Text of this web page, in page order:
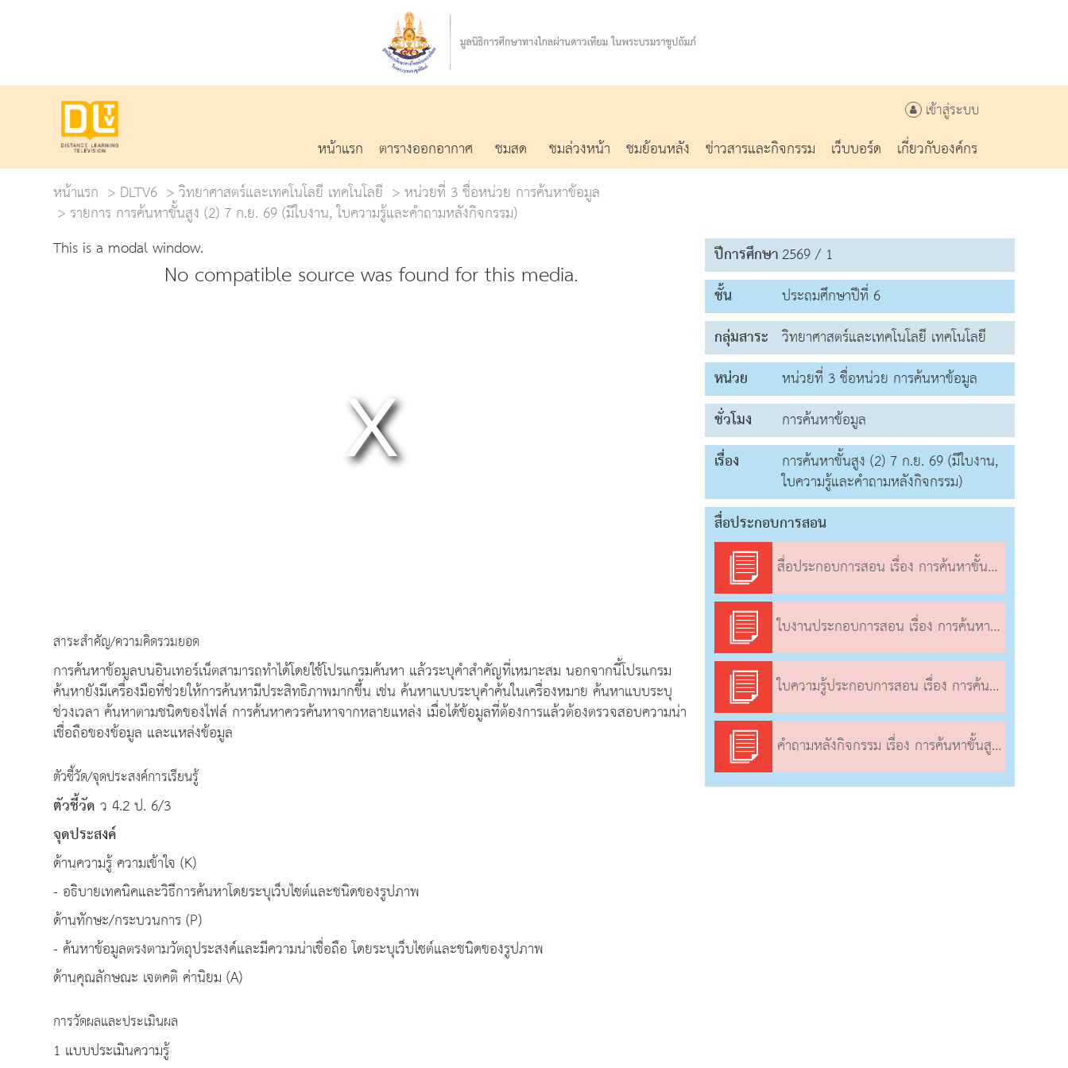
เข้าสู่ระบบ
หน้าแรก ตารางออกอากาศ ชมสด ชมล่วงหน้า ชมย้อนหลัง ข่าวสารและกิจกรรม เว็บบอร์ด
เกี่ยวกับองค์กร
หน้าแรก
DLTV6 วิทยาศาสตร์และเทคโนโลยี เทคโนโลยี หน่วยที่ 3 ชื่อหน่วย การค้นหาข้อมูล
รายการ การค้นหาขั้นสูง (2) 7 ก.ย. 69 (มีใบงาน, ใบความรู้และคำถามหลังกิจกรรม)
This is a modal window.
No compatible source was found for this media.
สาระสำคัญ/ความคิดรวมยอด
การค้นหาข้อมูลบนอินเทอร์เน็ตสามารถทำได้โดยใช้โปรแกรมค้นหา แล้วระบุคำสำคัญที่เหมาะสม นอกจากนี้โปรแกรม
ค้นหายังมีเครื่องมือที่ช่วยให้การค้นหามีประสิทธิภาพมากขึ้น เช่น ค้นหาแบบระบุคำค้นในเครื่องหมาย ค้นหาแบบระบุ
ช่วงเวลา ค้นหาตามชนิดของไฟล์ การค้นหาควรค้นหาจากหลายแหล่ง เมื่อได้ข้อมูลที่ต้องการแล้วต้องตรวจสอบความน่า
เชื่อถือของข้อมูล และแหล่งข้อมูล
ตัวชี้วัด/จุดประสงค์การเรียนรู้
ตัวชี้วัด ว 4.2 ป. 6/3
จุดประสงค์
ด้านความรู้ ความเข้าใจ (K)
- อธิบายเทคนิคและวิธีการค้นหาโดยระบุเว็บไซต์และชนิดของรูปภาพ
ด้านทักษะ/กระบวนการ (P)
- ค้นหาข้อมูลตรงตามวัตถุประสงค์และมีความน่าเชื่อถือ โดยระบุเว็บไซต์และชนิดของรูปภาพ
ด้านคุณลักษณะ เจตคติ ค่านิยม (A)
การวัดผลและประเมินผล
1 แบบประเมินความรู้
ปีการศึกษา2569 / 1
ชั้น
ประถมศึกษาปีที่ 6
กลุ่มสาระ วิทยาศาสตร์และเทคโนโลยี เทคโนโลยี
หน่วย
หน่วยที่ 3 ชื่อหน่วย การค้นหาข้อมูล
ชั่วโมง
การค้นหาข้อมูล
เรื่อง
การค้นหาขั้นสูง (2) 7 ก.ย. 69 (มีใบงาน,
ใบความรู้และคำถามหลังกิจกรรม)
สื่อประกอบการสอน
สื่อประกอบการสอน เรื่อง การค้นหาขั้นสูง (2)
ใบงานประกอบการสอน เรื่อง การค้นหาขั้นสูง (2)
ใบความรู้ประกอบการสอน เรื่อง การค้นหาขั้นสูง (2)
คำถามหลังกิจกรรม เรื่อง การค้นหาขั้นสูง (2)